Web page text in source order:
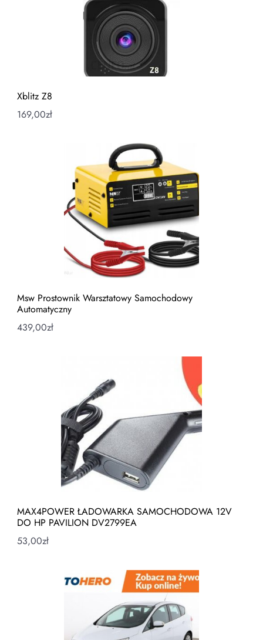
Xblitz Z8
169,00zł
Msw Prostownik Warsztatowy Samochodowy
Automatyczny
439,00zł
MAX4POWER ŁADOWARKA SAMOCHODOWA 12V
DO HP PAVILION DV2799EA
53,00zł